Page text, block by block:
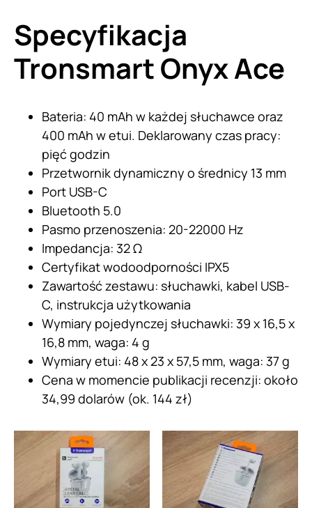
Specyfikacja
Tronsmart Onyx Ace
Bateria: 40 mAh w każdej słuchawce oraz
400 mAh w etui. Deklarowany czas pracy:
pięć godzin
Przetwornik dynamiczny o średnicy 13 mm
Port USB-C
Bluetooth 5.0
Pasmo przenoszenia: 20-22000 Hz
Impedancja: 32 Ω
Certyfikat wodoodporności IPX5
Zawartość zestawu: słuchawki, kabel USB-
C, instrukcja użytkowania
Wymiary pojedynczej słuchawki: 39 x 16,5 x
16,8 mm, waga: 4 g
Wymiary etui: 48 x 23 x 57,5 mm, waga: 37 g
Cena w momencie publikacji recenzji: około
34,99 dolarów (ok. 144 zł)